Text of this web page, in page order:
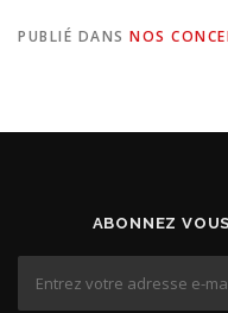
PUBLIÉ DANS NOS
ABONNEZ